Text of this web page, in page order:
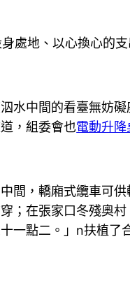
地、以心換心的支
中間的看臺無妨礙
，組委會也電動升降
，轎廂式纜車可供
；在張家口冬殘奧
一點二。」n扶植了